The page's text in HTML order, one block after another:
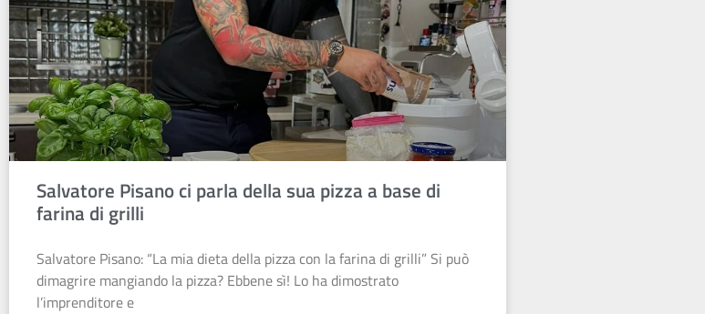
Salvatore Pisano ci parla della sua pizza a base di
farina di grilli
Salvatore Pisano: “La mia dieta della pizza con la farina di grilli” Si può
dimagrire mangiando la pizza? Ebbene sì! Lo ha dimostrato
l’imprenditore e